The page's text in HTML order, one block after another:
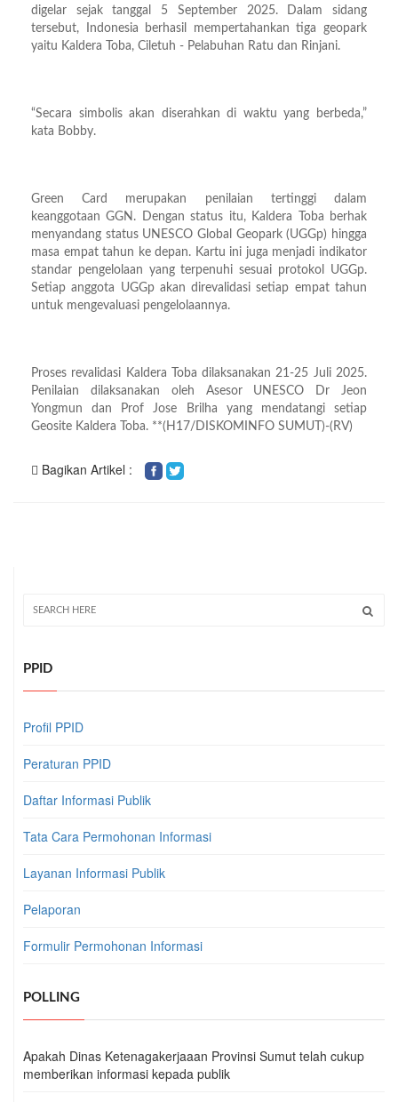
digelar sejak tanggal 5 September 2025. Dalam sidang
tersebut, Indonesia berhasil mempertahankan tiga geopark
yaitu Kaldera Toba, Ciletuh - Pelabuhan Ratu dan Rinjani.
“Secara simbolis akan diserahkan di waktu yang berbeda,”
kata Bobby.
Green Card merupakan penilaian tertinggi dalam
keanggotaan GGN. Dengan status itu, Kaldera Toba berhak
menyandang status UNESCO Global Geopark (UGGp) hingga
masa empat tahun ke depan. Kartu ini juga menjadi indikator
standar pengelolaan yang terpenuhi sesuai protokol UGGp.
Setiap anggota UGGp akan direvalidasi setiap empat tahun
untuk mengevaluasi pengelolaannya.
Proses revalidasi Kaldera Toba dilaksanakan 21-25 Juli 2025.
Penilaian dilaksanakan oleh Asesor UNESCO Dr Jeon
Yongmun dan Prof Jose Brilha yang mendatangi setiap
Geosite Kaldera Toba. **(H17/DISKOMINFO SUMUT)-(RV)
Bagikan Artikel :
PPID
Profil PPID
Peraturan PPID
Daftar Informasi Publik
Tata Cara Permohonan Informasi
Layanan Informasi Publik
Pelaporan
Formulir Permohonan Informasi
POLLING
Apakah Dinas Ketenagakerjaaan Provinsi Sumut telah cukup
memberikan informasi kepada publik